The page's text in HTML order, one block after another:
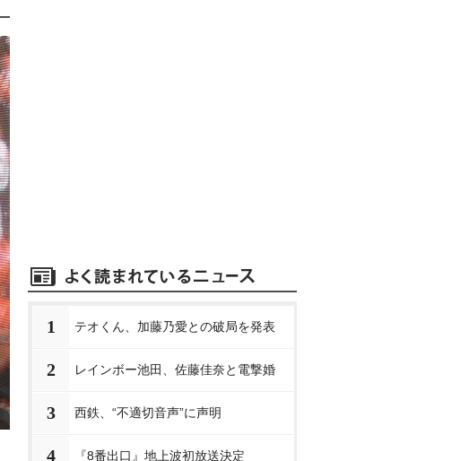
1 テオくん、加藤乃愛との破局を発表
2 レインボー池田、佐藤佳奈と電撃婚
3 西鉄、“不適切音声”に声明
4 『8番出口』地上波初放送決定